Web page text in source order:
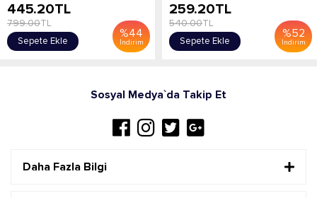
%44
İndirim
445.20TL
799.00TL
Sepete Ekle
%52
İndirim
259.20TL
540.00TL
Sepete Ekle
Sosyal Medya`da Takip Et
Daha Fazla Bilgi